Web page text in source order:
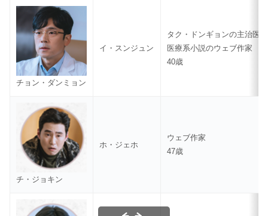
チョン・ダンミョン
イ・スンジュン
タク・ドンギョンの主治医
医療系小説のウェブ作家
40歳
チ・ジョキン
ホ・ジェホ
ウェブ作家
47歳